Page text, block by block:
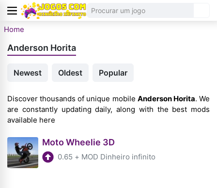
Home
Anderson Horita
Newest Oldest Popular
Discover thousands of unique mobile Anderson Horita. We
are constantly updating daily, along with the best mods
available here
Moto Wheelie 3D
0.65 + MOD Dinheiro infinito